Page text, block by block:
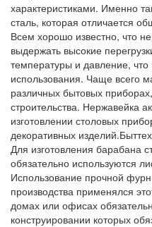
характеристиками. Именно
сталь, которая отличается
Всем хорошо известно, что
выдержать высокие
температуры и давление,
использования. Чаще всего
различных бытовых
строительства. Нержавейка
изготовлении столовых
декоративных
Для изготовления барабана
обязательно используются
Использование прочной
производства применялся
домах или офисах
конструировании которых